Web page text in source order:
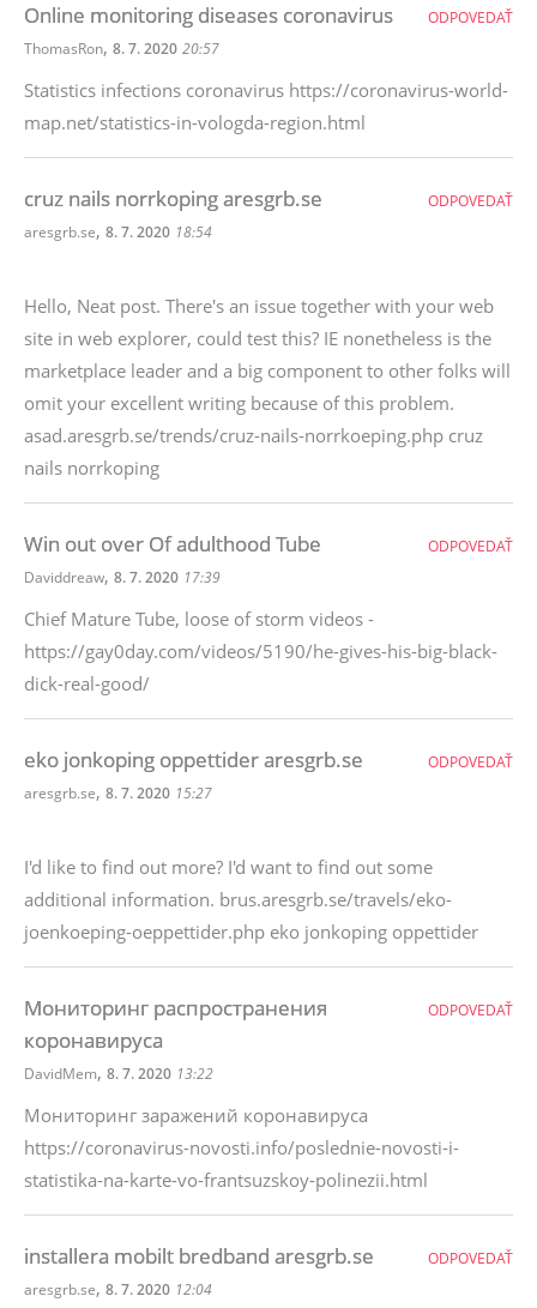
Online monitoring diseases coronavirus
ThomasRon, 8. 7. 2020 20:57
Statistics infections coronavirus https://coronavirus-world-
map.net/statistics-in-vologda-region.html
ODPOVEDAŤ
cruz nails norrkoping aresgrb.se
aresgrb.se, 8. 7. 2020 18:54
Hello, Neat post. There's an issue together with your web
site in web explorer, could test this? IE nonetheless is the
marketplace leader and a big component to other folks will
omit your excellent writing because of this problem.
asad.aresgrb.se/trends/cruz-nails-norrkoeping.php cruz
nails norrkoping
ODPOVEDAŤ
Win out over Of adulthood Tube
Daviddreaw, 8. 7. 2020 17:39
Chief Mature Tube, loose of storm videos -
https://gay0day.com/videos/5190/he-gives-his-big-black-
dick-real-good/
ODPOVEDAŤ
eko jonkoping oppettider aresgrb.se
aresgrb.se, 8. 7. 2020 15:27
I'd like to find out more? I'd want to find out some
additional information. brus.aresgrb.se/travels/eko-
joenkoeping-oeppettider.php eko jonkoping oppettider
ODPOVEDAŤ
Мониторинг распространения
коронавируса
DavidMem, 8. 7. 2020 13:22
Мониторинг заражений коронавируса
https://coronavirus-novosti.info/poslednie-novosti-i-
statistika-na-karte-vo-frantsuzskoy-polinezii.html
ODPOVEDAŤ
installera mobilt bredband aresgrb.se
aresgrb.se, 8. 7. 2020 12:04
ODPOVEDAŤ